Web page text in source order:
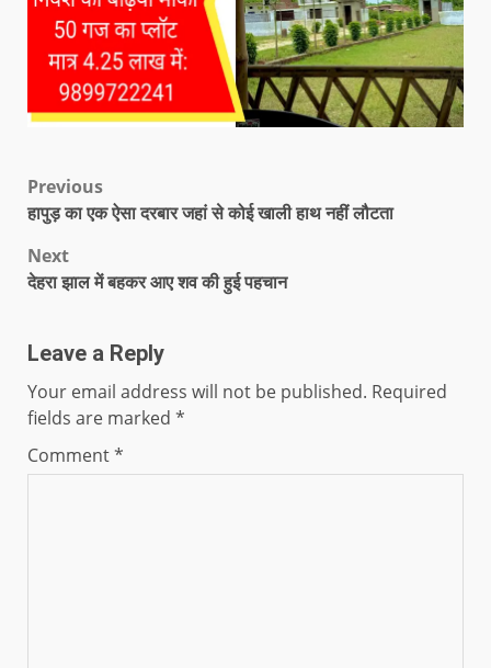
Previous
हापुड़ का एक ऐसा दरबार जहां से कोई खाली हाथ नहीं लौटता
Next
देहरा झाल में बहकर आए शव की हुई पहचान
Leave a Reply
Your email address will not be published. Required
fields are marked *
Comment*